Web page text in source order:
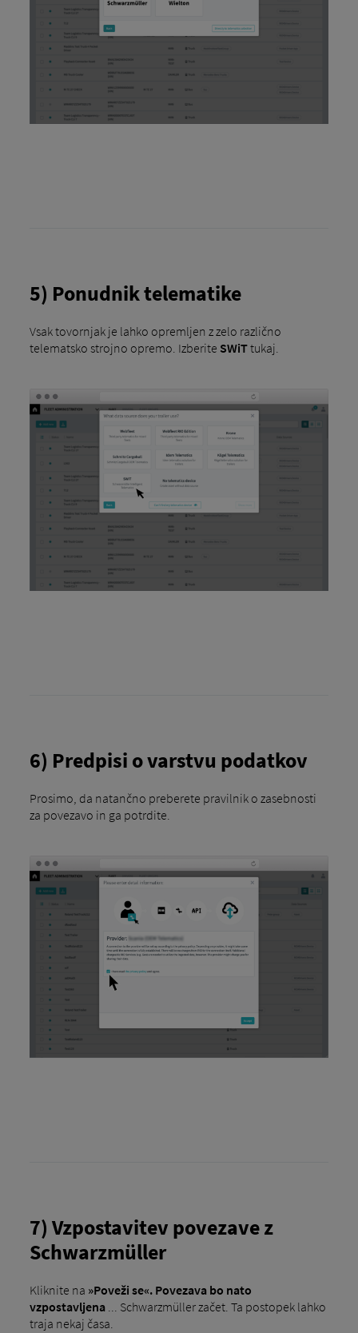
5) Ponudnik telematike
Vsak tovornjak je lahko opremljen z zelo različno
telematsko strojno opremo. Izberite SWiTtukaj.
6) Predpisi o varstvu podatkov
Prosimo, da natančno preberete pravilnik o zasebnosti
za povezavo in ga potrdite.
7) Vzpostavitev povezave z
Schwarzmüller
Kliknite na »Poveži se«. Povezava bo nato
vzpostavljena... Schwarzmüller začet. Ta postopek lahko
traja nekaj časa.